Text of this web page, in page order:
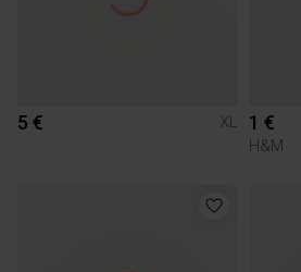
5 € XL 1 €
H&M